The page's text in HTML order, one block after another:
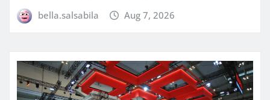
bella.salsabila Aug 7, 2026